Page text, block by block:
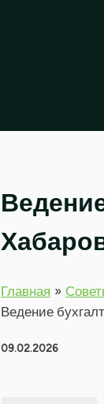
Главная
Ведение
09.02.2026